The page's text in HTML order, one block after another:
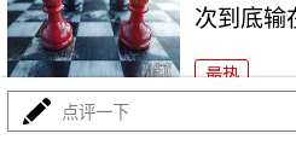
次到底输
最热
算了不打了？特朗普这脚
点评一下